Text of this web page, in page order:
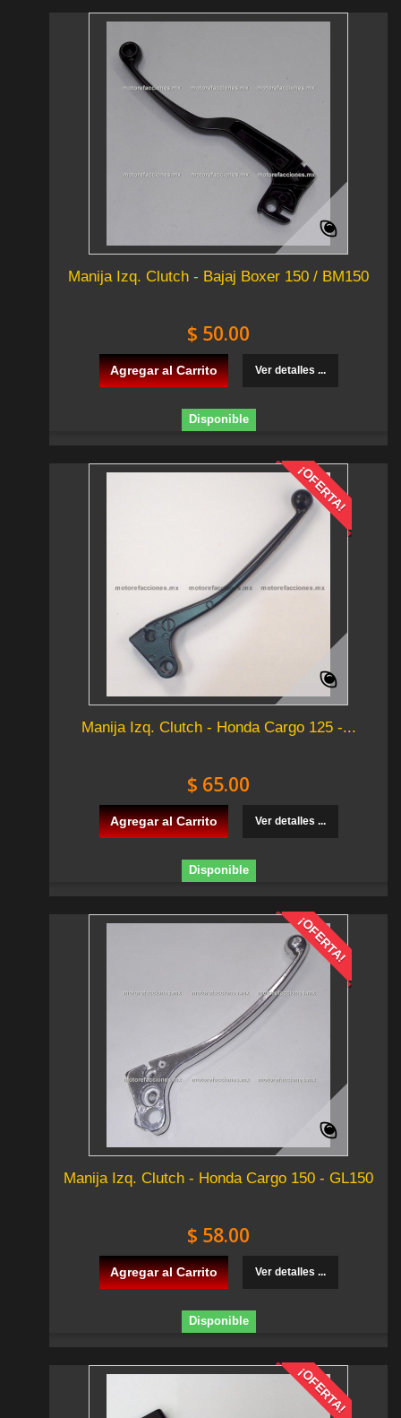
Manija Izq. Clutch - Bajaj Boxer 150 / BM150
$ 50.00
Agregar al Carrito Ver detalles ...
Disponible
¡OFERTA!
Manija Izq. Clutch - Honda Cargo 125 -...
$ 65.00
Agregar al Carrito Ver detalles ...
Disponible
¡OFERTA!
Manija Izq. Clutch - Honda Cargo 150 - GL150
$ 58.00
Agregar al Carrito Ver detalles ...
Disponible
¡OFERTA!